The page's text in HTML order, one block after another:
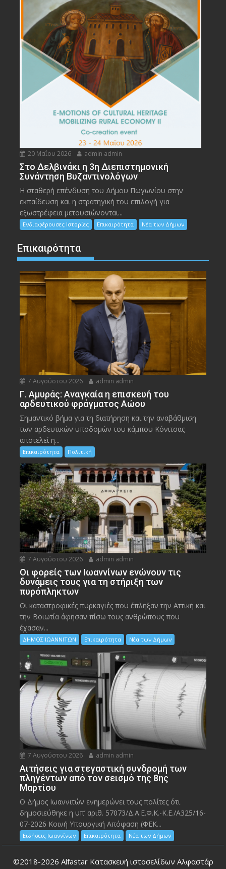
20 Μαΐου 2026 admin admin
Στο Δελβινάκι η 3η Διεπιστημονική
Συνάντηση Βυζαντινολόγων
Η σταθερή επένδυση του Δήμου Πωγωνίου στην
εκπαίδευση και η στρατηγική του επιλογή για
εξωστρέφεια μετουσιώνονται...
Ενδιαφέρουσες Ιστορίες Επικαιρότητα Νέα των Δήμων
Επικαιρότητα
7 Αυγούστου 2026 admin admin
Γ. Αμυράς: Αναγκαία η επισκευή του
αρδευτικού φράγματος Αώου
Σημαντικό βήμα για τη διατήρηση και την αναβάθμιση
των αρδευτικών υποδομών του κάμπου Κόνιτσας
αποτελεί η...
Επικαιρότητα Πολιτική
7 Αυγούστου 2026 admin admin
Οι φορείς των Ιωαννίνων ενώνουν τις
δυνάμεις τους για τη στήριξη των
πυρόπληκτων
Οι καταστροφικές πυρκαγιές που έπληξαν την Αττική και
την Bοιωτία άφησαν πίσω τους ανθρώπους που
έχασαν...
ΔΗΜΟΣ ΙΩΑΝΝΙΤΩΝ Επικαιρότητα Νέα των Δήμων
7 Αυγούστου 2026 admin admin
Αιτήσεις για στεγαστική συνδρομή των
πληγέντων από τον σεισμό της 8ης
Μαρτίου
Ο Δήμος Ιωαννιτών ενημερώνει τους πολίτες ότι
δημοσιεύθηκε η υπ’ αριθ. 57073/Δ.Α.Ε.Φ.Κ.-Κ.Ε./Α325/16-
07-2026 Κοινή Υπουργική Απόφαση (ΦΕΚ...
Ειδήσεις Ιωαννίνων Επικαιρότητα Νέα των Δήμων
©2018-2026 Alfastar Κατασκευή ιστοσελίδων Αλφαστάρ